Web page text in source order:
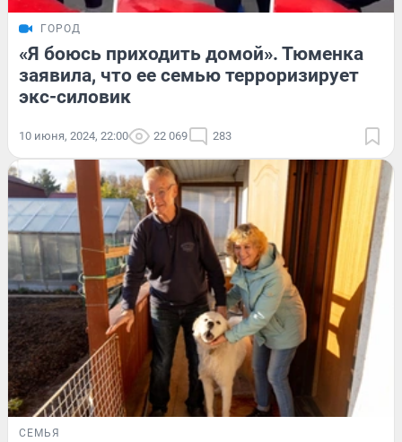
ГОРОД
«Я боюсь приходить домой». Тюменка
заявила, что ее семью терроризирует
экс-силовик
10 июня, 2024, 22:00 22 069 283
СЕМЬЯ